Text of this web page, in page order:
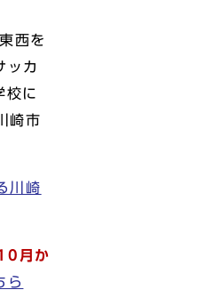
西を
ッカ
校に
崎市
川崎
月か
ら